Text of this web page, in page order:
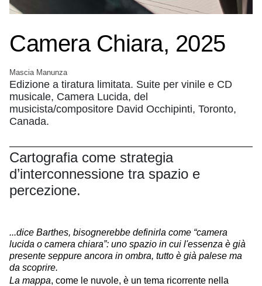
Camera Chiara, 2025
Mascia Manunza
Edizione a tiratura limitata. Suite per vinile e CD
musicale, Camera Lucida, del
musicista/compositore David Occhipinti, Toronto,
Canada.
Cartografia come strategia
d’interconnessione tra spazio e
percezione.
...dice Barthes, bisognerebbe definirla come “camera
lucida o camera chiara”: uno spazio in cui l'essenza è già
presente seppure ancora in ombra, tutto è già palese ma
da scoprire.
La mappa, come le nuvole, è un tema ricorrente nella